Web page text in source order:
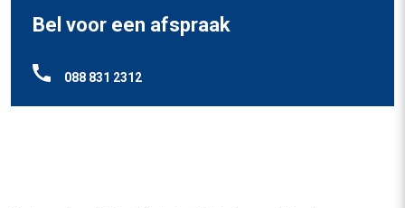
Bel voor een afspraak
088 831 2312